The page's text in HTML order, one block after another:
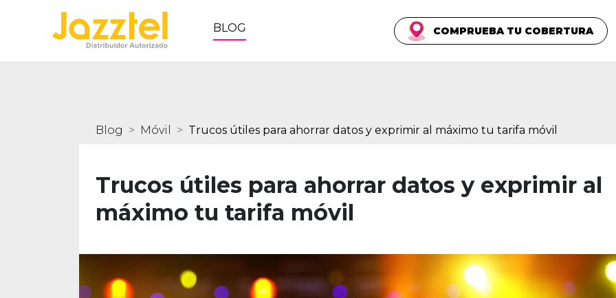
BLOG COMPRUEBA TU COBERTURA
Blog Móvil Trucos útiles para ahorrar datos y exprimir al máximo tu tarifa móvil
Trucos útiles para ahorrar datos y exprimir al
máximo tu tarifa móvil